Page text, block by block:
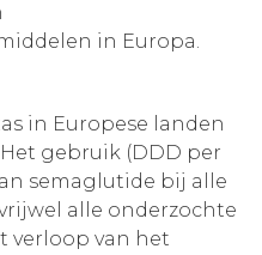
in Europa.
in Europese landen
Het gebruik (DDD per
semaglutide bij alle
alle onderzochte
verloop van het